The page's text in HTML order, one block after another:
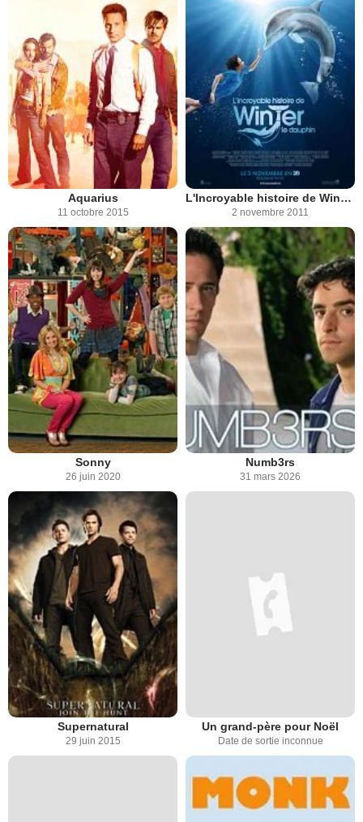
Aquarius
11 octobre 2015
L'Incroyable histoire de Winter le dauphin
2 novembre 2011
Sonny
26 juin 2020
Numb3rs
31 mars 2026
Supernatural
29 juin 2015
Un grand-père pour Noël
Date de sortie inconnue